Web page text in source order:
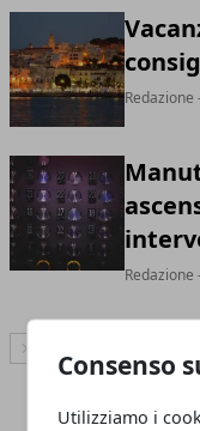
Consenso
Utilizziamo i
Redazione
Redazione
Articolo Successivo